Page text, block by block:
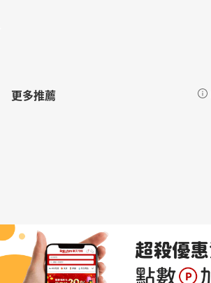
更多推薦